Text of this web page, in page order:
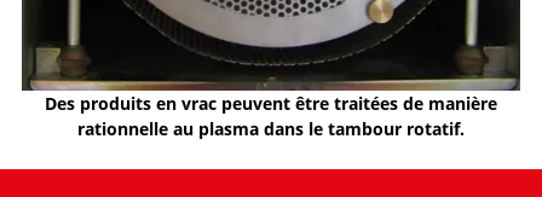
Des produits en vrac peuvent être traitées de manière
rationnelle au plasma dans le tambour rotatif.